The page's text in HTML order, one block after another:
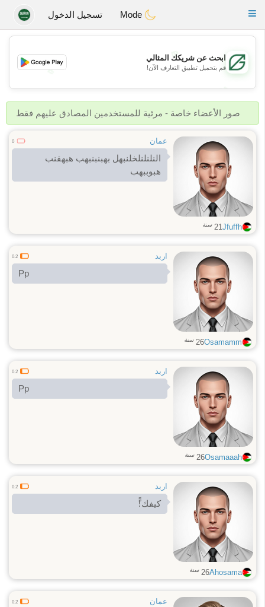
GulfDating
Toggle
تسجيل الدخول
💖
💖
💕
ابحث عن شريكك المثالي
قم بتحميل تطبيق التعارف الآن!
صور الأعضاء خاصة - مرئية للمستخدمين المصادق عليهم فقط
عمان 0
النلنلنلخلنبهل بهبنبنبهب هبهقنب
هبوببهب
Jfuffh
21 سنة
اربد 0.2
Pp
Osamamm
26 سنة
اربد 0.2
Pp
Osamaaah
26 سنة
اربد 0.2
كيفك!ًً
Ahosama
26 سنة
عمان 0.2